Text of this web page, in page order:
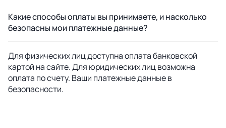
Какие способы оплаты вы принимаете, и насколько
безопасны мои платежные данные?
Для физических лиц доступна оплата банковской
картой на сайте. Для юридических лиц возможна
оплата по счету. Ваши платежные данные в
безопасности.